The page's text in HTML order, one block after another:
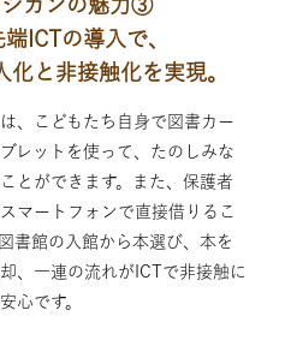
シカンの魅力③
端ICTの導入で、
化と非接触化を実現。
、こどもたち自身で図書カー
レットを使って、たのしみな
とができます。また、保護者
マートフォンで直接借りるこ
書館の入館から本選び、本を
、一連の流れがICTで非接触に
心です。